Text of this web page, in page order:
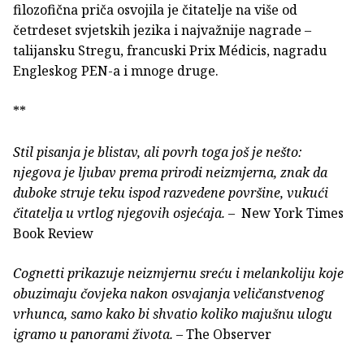
filozofična priča osvojila je čitatelje na više od
četrdeset svjetskih jezika i najvažnije nagrade –
talijansku Stregu, francuski Prix Médicis, nagradu
Engleskog PEN-a i mnoge druge.
**
Stil pisanja je blistav, ali povrh toga još je nešto:
njegova je ljubav prema prirodi neizmjerna, znak da
duboke struje teku ispod razvedene površine, vukući
čitatelja u vrtlog njegovih osjećaja. – New York Times
Book Review
Cognetti prikazuje neizmjernu sreću i melankoliju koje
obuzimaju čovjeka nakon osvajanja veličanstvenog
vrhunca, samo kako bi shvatio koliko majušnu ulogu
igramo u panorami života. – The Observer